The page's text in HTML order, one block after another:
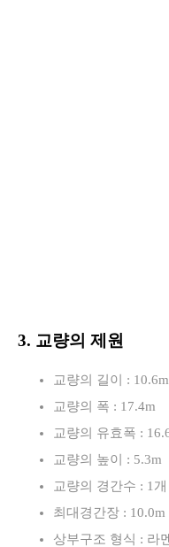
3. 교량의 제원
교량의 길이 : 10.6m
교량의 폭 : 17.4m
교량의 유효폭 :
교량의 높이 : 5.3m
교량의 경간수 : 1개
최대경간장 : 10.0m
상부구조 형식 : 라